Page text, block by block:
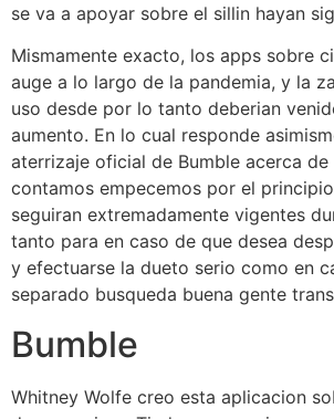
se va a apoyar sobre el silli­n hayan
Mismamente exacto, los apps sobre
auge a lo largo de la pandemia, y la
uso desde por lo tanto deberian
aumento. En lo cual responde
aterrizaje oficial de Bumble acerca de
contamos empecemos por el
seguiran extremadamente vigentes
tanto para en caso de que desea
y efectuarse la dueto serio como en
separado busqueda buena gente
Bumble
Whitney Wolfe creo esta aplicacion